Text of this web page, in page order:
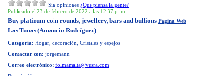
Sin opiniones ¿Qué piensa la gente?
Publicado el 23 de febrero de 2022 a las 12:37 p. m.
Buy platinum coin rounds, jewellery, bars and bullions Página Web
Las Tunas (Amancio Rodríguez)
Categoría: Hogar, decoración, Cristales y espejos
Contactar con: jorgemann
Correo electrónico: folmamalta@vusra.com